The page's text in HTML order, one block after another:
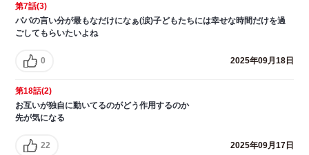
第7話(3)
パパの言い分が最もなだけになぁ(涙)子どもたちには幸せな時間だけを過
ごしてもらいたいよね
0 2025年09月18日
第18話(2)
お互いが独自に動いてるのがどう作用するのか
先が気になる
22 2025年09月17日